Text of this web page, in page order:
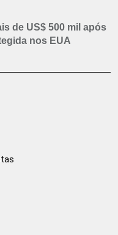
de US$ 500 mil após
nos EUA